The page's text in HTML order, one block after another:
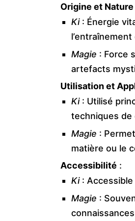
Origine et Nature
Ki: Énergie
Magie : Force
artefacts
Utilisation et
Ki: Utilisé
techniques de
Magie :
matière ou le
Accessibilité :
Ki: Accessible
Magie :